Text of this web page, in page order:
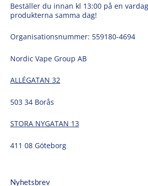
Beställer du innan kl 13:00 på en
produkterna samma dag!
Organisationsnummer: 559180-4694
Nordic Vape Group AB
ALLÉGATAN 32
503 34 Borås
STORA NYGATAN 13
411 08 Göteborg
Nyhetsbrev